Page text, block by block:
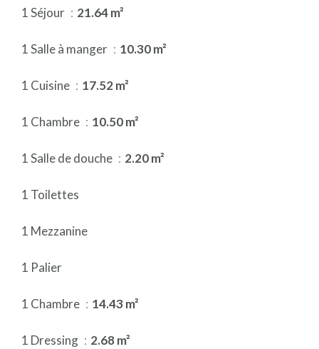
1 Séjour 21.64 m²
1 Salle à manger 10.30 m²
1 Cuisine 17.52 m²
1 Chambre 10.50 m²
1 Salle de douche 2.20 m²
1 Toilettes
1 Mezzanine
1 Palier
1 Chambre 14.43 m²
1 Dressing 2.68 m²